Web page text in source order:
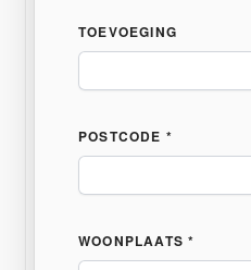
TOEVOEGING
POSTCODE *
WOONPLAATS *